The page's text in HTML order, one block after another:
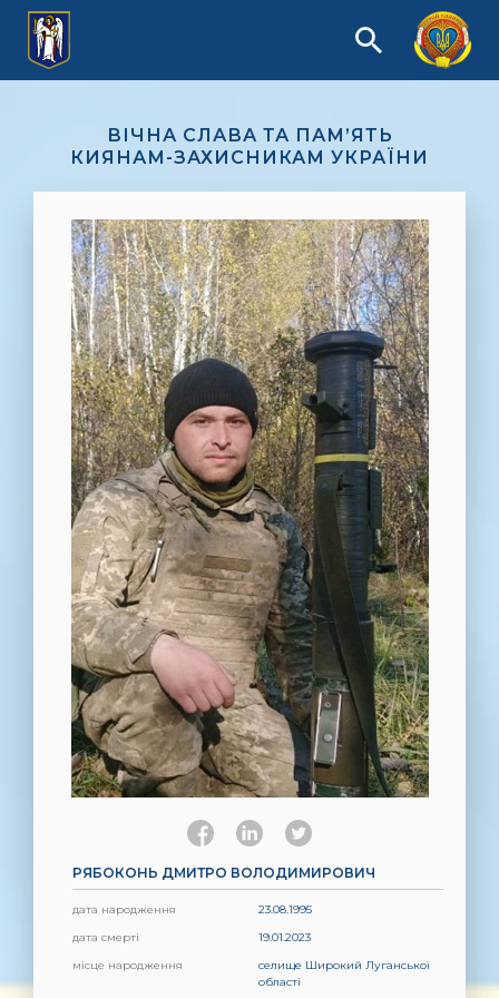
ВІЧНА СЛАВА ТА ПАМ’ЯТЬ
КИЯНАМ-ЗАХИСНИКАМ УКРАЇНИ
РЯБОКОНЬ ДМИТРО ВОЛОДИМИРОВИЧ
дата народження
23.08.1995
дата смерті
19.01.2023
місце народження
селище Широкий Луганської
області